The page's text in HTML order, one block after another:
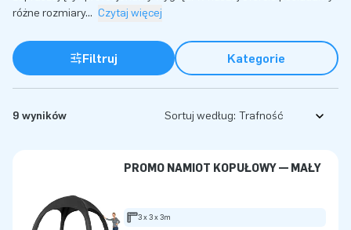
różne rozmiary... Czytaj więcej
Filtruj Kategorie
9 wyników Sortuj według:
PROMO NAMIOT KOPUŁOWY — MAŁY
3 x 3 x 3m